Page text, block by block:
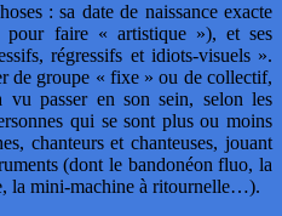
: sa date de naissance exacte
pour faire « artistique »), et ses
régressifs et idiots-visuels ».
de groupe « fixe » ou de collectif,
passer en son sein, selon les
qui se sont plus ou moins
chanteurs et chanteuses, jouant
(dont le bandonéon fluo, la
la mini-machine à ritournelle…).